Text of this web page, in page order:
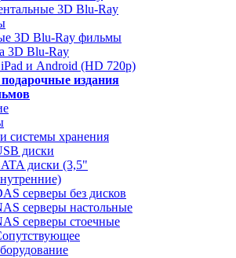
3D Blu-Ray
3D Blu-Ray фильмы
3D Blu-Ray
и Android (HD 720p)
издания
системы хранения
диски
диски (3,5"
серверы без дисков
серверы настольные
серверы стоечные